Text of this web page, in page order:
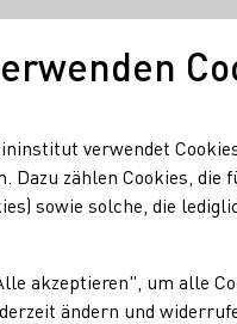
verwendet
Dazu zählen Cookies,
sowie solche, die
akzeptieren", um alle
ändern und